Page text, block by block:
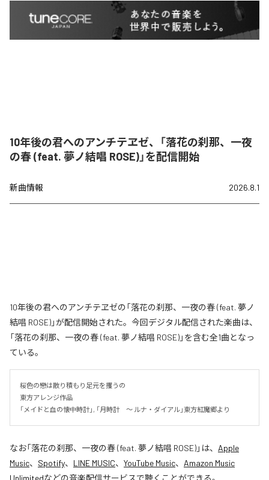
10年後の君へのアンチテヱゼ、「落花の刹那、一夜
の春 (feat. 夢ノ結唱 ROSE)」を配信開始
新曲情報 2026.8.1
10年後の君へのアンチテヱゼの「落花の刹那、一夜の春 (feat. 夢ノ
結唱 ROSE)」が配信開始された。今回デジタル配信された楽曲は、
「落花の刹那、一夜の春 (feat. 夢ノ結唱 ROSE)」を含む全1曲となっ
ている。
桜色の戀は散り積もり足元を攫うの
東方アレンジ作品
「メイドと血の懐中時計」, 「月時計　～ ルナ・ダイアル」東方紅魔郷より
なお「落花の刹那、一夜の春 (feat. 夢ノ結唱 ROSE)」は、 Apple
Music、 Spotify、 LINE MUSIC、 YouTube Music、 Amazon Music
Unlimitedなどの音楽配信サービスで聴くことができる。